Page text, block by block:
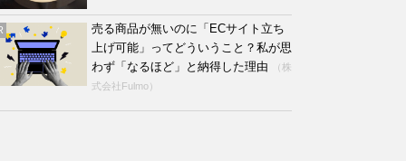
売る商品が無いのに「ECサイト立ち
上げ可能」ってどういうこと？私が思
わず「なるほど」と納得した理由
（株
式会社Fulmo）